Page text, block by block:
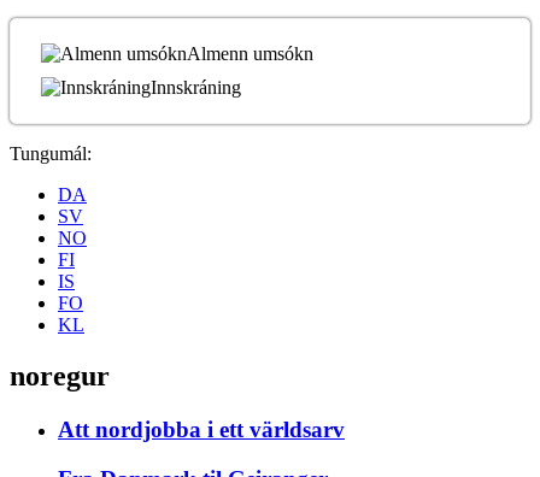
Almenn umsókn
Innskráning
Tungumál:
DA
SV
NO
FI
IS
FO
KL
noregur
Att nordjobba i ett världsarv